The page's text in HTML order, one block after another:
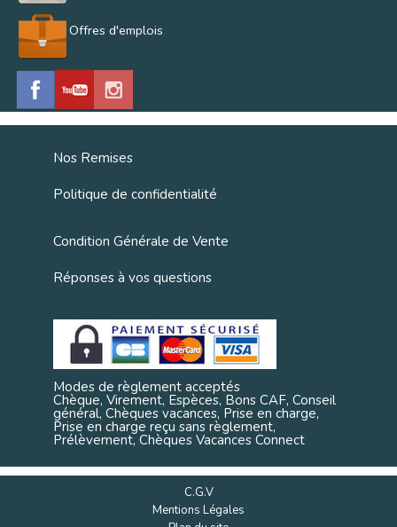
Offres d'emplois
Nos Remises
Politique de confidentialité
Condition Générale de Vente
Réponses à vos questions
Modes de règlement acceptés
Chèque, Virement, Espèces, Bons CAF, Conseil
général, Chèques vacances, Prise en charge,
Prise en charge reçu sans règlement,
Prélèvement, Chèques Vacances Connect
C.G.V
Mentions Légales